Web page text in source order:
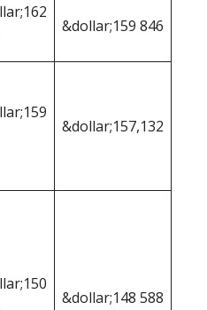
&dollar;159 846
&dollar;157,132
&dollar;148 588